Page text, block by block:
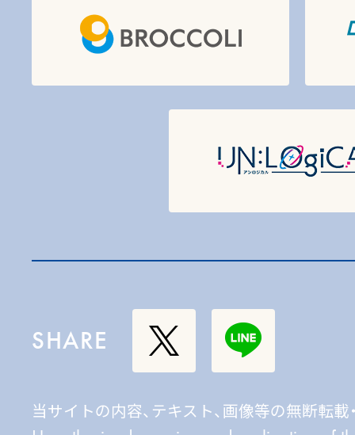
SHARE
当サイトの内容、テキスト、画像等の無断転